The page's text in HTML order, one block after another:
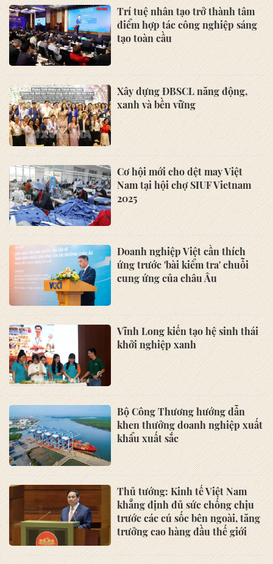
Trí tuệ nhân tạo trở thành tâm
điểm hợp tác công nghiệp sáng
tạo toàn cầu
Xây dựng ĐBSCL năng động,
xanh và bền vững
Cơ hội mới cho dệt may Việt
Nam tại hội chợ SIUF Vietnam
2025
Doanh nghiệp Việt cần thích
ứng trước 'bài kiểm tra' chuỗi
cung ứng của châu Âu
Vĩnh Long kiến tạo hệ sinh thái
khởi nghiệp xanh
Bộ Công Thương hướng dẫn
khen thưởng doanh nghiệp xuất
khẩu xuất sắc
Thủ tướng: Kinh tế Việt Nam
khẳng định đủ sức chống chịu
trước các cú sốc bên ngoài, tăng
trưởng cao hàng đầu thế giới